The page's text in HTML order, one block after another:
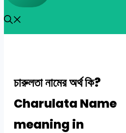
চারুলতা নামের অর্থ কি?
Charulata Name
meaning in